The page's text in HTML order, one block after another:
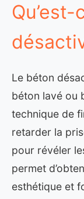
Le béton
béton lavé ou
technique de
retarder la
pour révéler
permet
esthétique et